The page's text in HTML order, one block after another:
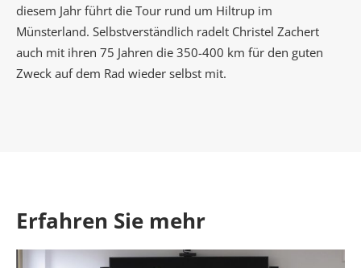
diesem Jahr führt die Tour rund um Hiltrup im
Münsterland. Selbstverständlich radelt Christel Zachert
auch mit ihren 75 Jahren die 350-400 km für den guten
Zweck auf dem Rad wieder selbst mit.
Erfahren Sie mehr